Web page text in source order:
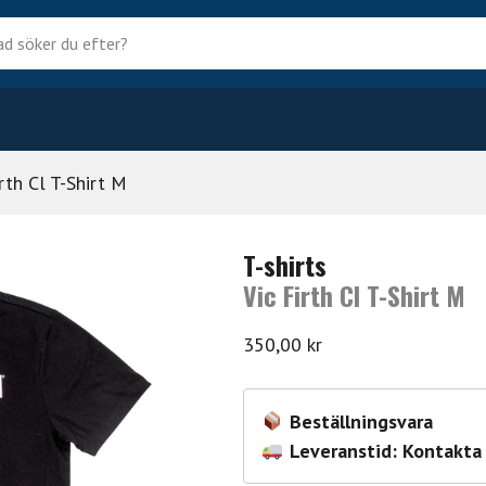
Cl T-Shirt M
T-shirts
Vic Firth Cl T-Shirt M
350,00 kr
Beställningsvara
Leveranstid: Kontakta